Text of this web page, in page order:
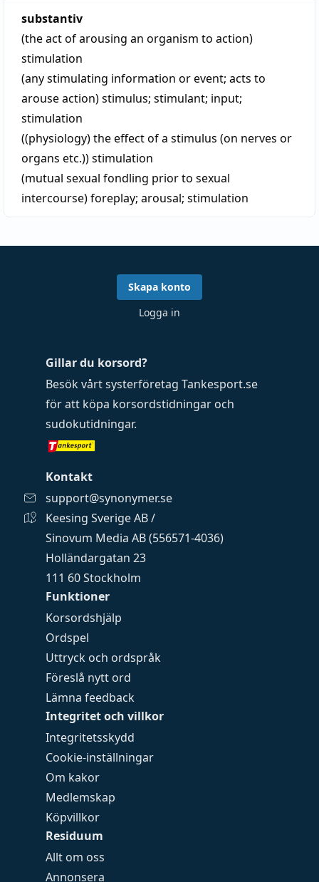
substantiv
(the act of arousing an organism to action)
stimulation
(any stimulating information or event; acts to
arouse action)stimulus; stimulant; input;
stimulation
((physiology) the effect of a stimulus (on nerves or
organs etc.))stimulation
(mutual sexual fondling prior to sexual
intercourse)foreplay; arousal; stimulation
Funktioner
Korsordshjälp
Ordspel
Uttryck och ordspråk
Föreslå nytt ord
Lämna feedback
Integritet och villkor
Integritetsskydd
Cookie-inställningar
Om kakor
Medlemskap
Köpvillkor
Residuum
Allt om oss
Annonsera
Gillar du korsord?
Besök vårt systerföretag Tankesport.se
för att köpa korsordstidningar och
sudokutidningar.
Kontakt
support@synonymer.se
Keesing Sverige AB /
Sinovum Media AB (556571-4036)
Holländargatan 23
111 60 Stockholm
Skapa konto
Logga in